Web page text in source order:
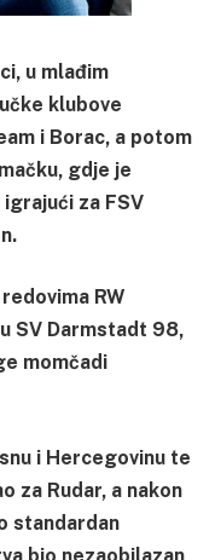
u mlađim
klubove
i Borac, a potom
gdje je
za FSV
RW
SV Darmstadt 98,
momčadi
i Hercegovinu te
za Rudar, a nakon
standardan